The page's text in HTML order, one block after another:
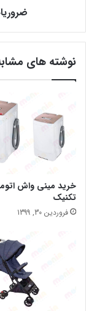
نوشته های
خرید مینی واش
تکنیک
فروردین 30, 1399